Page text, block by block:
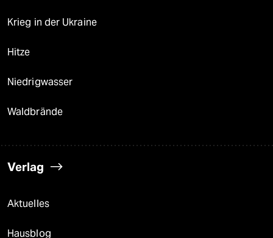
Krieg in der Ukraine
Hitze
Niedrigwasser
Waldbrände
Verlag
Aktuelles
Hausblog